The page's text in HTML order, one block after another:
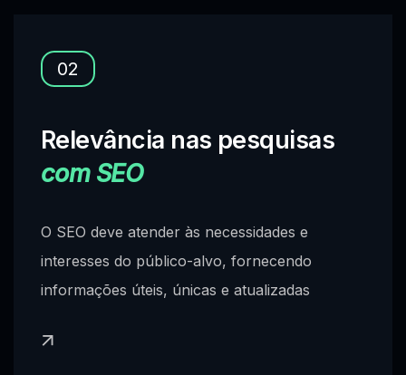
02
Relevância nas pesquisas
com SEO
O SEO deve atender às necessidades e
interesses do público-alvo, fornecendo
informações úteis, únicas e atualizadas